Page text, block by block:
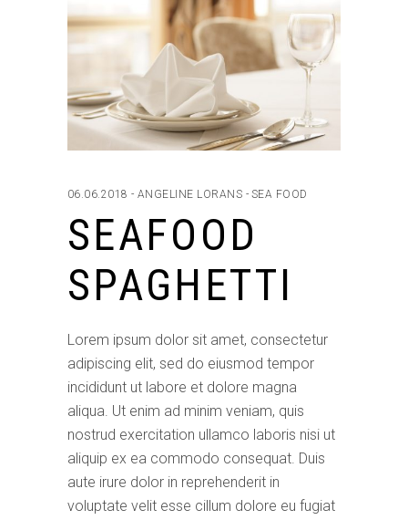
06.06.2018 ANGELINE LORANS SEA FOOD
SEAFOOD
SPAGHETTI
Lorem ipsum dolor sit amet, consectetur
adipiscing elit, sed do eiusmod tempor
incididunt ut labore et dolore magna
aliqua. Ut enim ad minim veniam, quis
nostrud exercitation ullamco laboris nisi ut
aliquip ex ea commodo consequat. Duis
aute irure dolor in reprehenderit in
voluptate velit esse cillum dolore eu fugiat